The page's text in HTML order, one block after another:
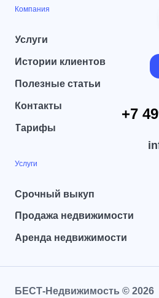
БЕСТ-Недвижимость © 2026
Компания
Услуги
Истории клиентов
Полезные статьи
Контакты
Тарифы
Услуги
Срочный выкуп
Продажа недвижимости
Аренда недвижимости
+7